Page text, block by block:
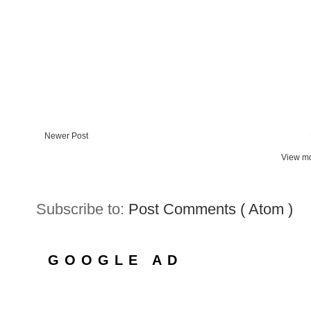
Newer Post
View
Subscribe to: Post Comments ( Atom )
GOOGLE AD